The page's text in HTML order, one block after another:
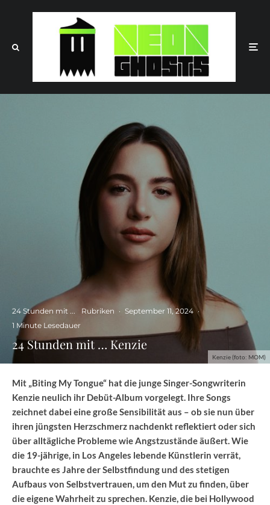
Kenzie (foto: MOM)
24 Stunden mit ... Rubriken · September 11, 2024 ·
1 Minute Lesedauer
24 Stunden mit … Kenzie
Mit „Biting My Tongue“ hat die junge Singer-Songwriterin
Kenzie neulich ihr Debüt-Album vorgelegt. Ihre Songs
zeichnet dabei eine große Sensibilität aus – ob sie nun über
ihren jüngsten Herzschmerz nachdenkt reflektiert oder sich
über alltägliche Probleme wie Angstzustände äußert. Wie
die 19-jährige, in Los Angeles lebende Künstlerin verrät,
brauchte es Jahre der Selbstfindung und des stetigen
Aufbaus von Selbstvertrauen, um den Mut zu finden, über
die eigene Wahrheit zu sprechen. Kenzie, die bei Hollywood